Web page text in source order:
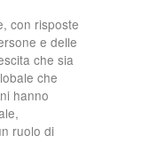
con risposte
e delle
che sia
che
hanno
ruolo di